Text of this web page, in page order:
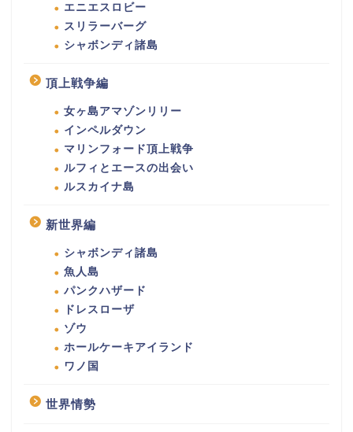
エニエスロビー
スリラーバーグ
シャボンディ諸島
頂上戦争編
女ヶ島アマゾンリリー
インペルダウン
マリンフォード頂上戦争
ルフィとエースの出会い
ルスカイナ島
新世界編
シャボンディ諸島
魚人島
パンクハザード
ドレスローザ
ゾウ
ホールケーキアイランド
ワノ国
世界情勢